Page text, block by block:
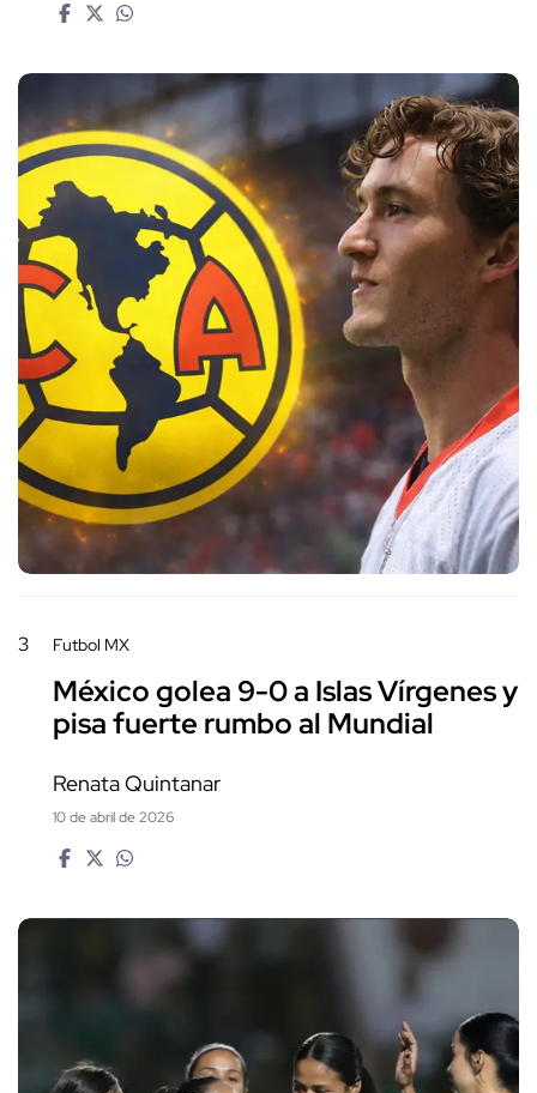
3 Futbol MX
México golea 9-0 a Islas Vírgenes y
pisa fuerte rumbo al Mundial
Renata Quintanar
10 de abril de 2026